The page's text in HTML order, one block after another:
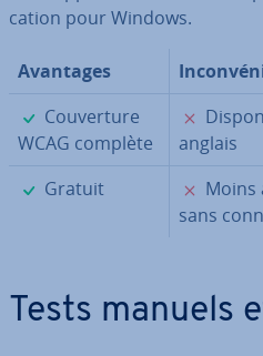
ca­tion pour Windows.
Avantages
✓
Cou­ver­ture
WCAG complète
✗
anglais
✓
Gratuit ✗
Moins
sans
Tests manuels